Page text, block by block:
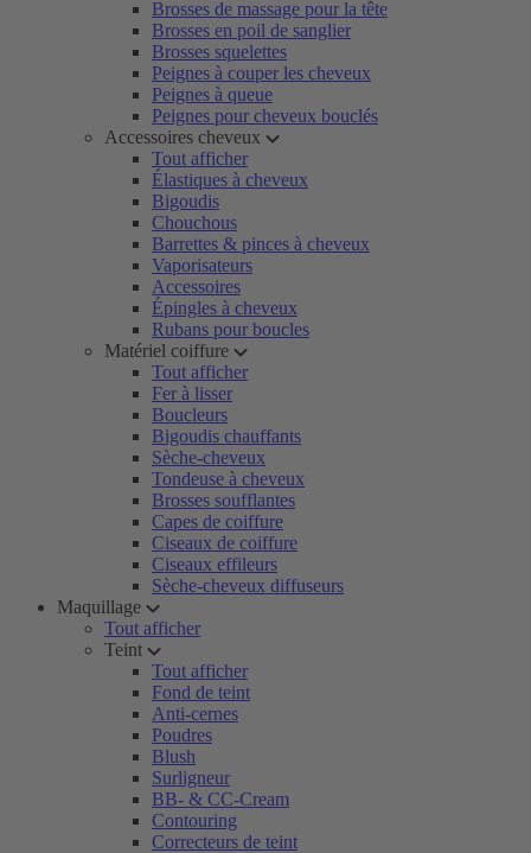
Brosses de massage pour la tête
Brosses en poil de sanglier
Brosses squelettes
Peignes à couper les cheveux
Peignes à queue
Peignes pour cheveux bouclés
Accessoires cheveux
Tout afficher
Élastiques à cheveux
Bigoudis
Chouchous
Barrettes & pinces à cheveux
Vaporisateurs
Accessoires
Épingles à cheveux
Rubans pour boucles
Matériel coiffure
Tout afficher
Fer à lisser
Boucleurs
Bigoudis chauffants
Sèche-cheveux
Tondeuse à cheveux
Brosses soufflantes
Capes de coiffure
Ciseaux de coiffure
Ciseaux effileurs
Sèche-cheveux diffuseurs
Maquillage
Tout afficher
Teint
Tout afficher
Fond de teint
Anti-cernes
Poudres
Blush
Surligneur
BB- & CC-Cream
Contouring
Correcteurs de teint